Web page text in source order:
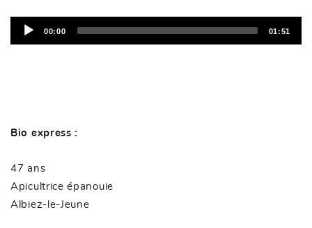
o
00:00 01:51
Bio express :
47 ans
Apicultrice épanouie
Albiez-le-Jeune